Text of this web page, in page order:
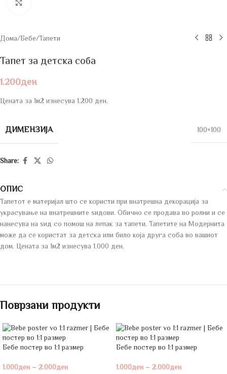
Дома/Бебе/Тапети
Тапет за детска соба
1.200ден
Цената за 1м2 изнесува 1.200 ден.
ДИМЕНЗИЈА 100×100
Share:
ОПИС
Тапетот е материјал што се користи при внатрешна декорација за
украсување на внатрешните sидови. Обично се продава во ролни и се
нанесува на ѕид со помош на лепак за тапети. Тапетите на Модернита
може да се користат за детска или било која друга соба во вашиот
дом. Цената за 1м2 изнесува 1.000 ден.
Поврзани продукти
Бебе постeр во 1:1 размер
1.000ден – 2.000ден
Бебе постeр во 1:1 размер
1.000ден – 2.000ден